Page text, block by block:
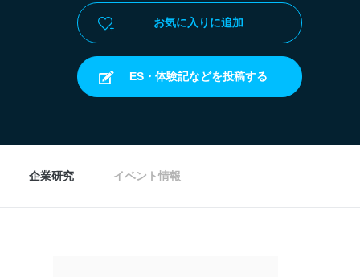
お気に入りに追加
ES・体験記などを投稿する
企業研究 イベント情報